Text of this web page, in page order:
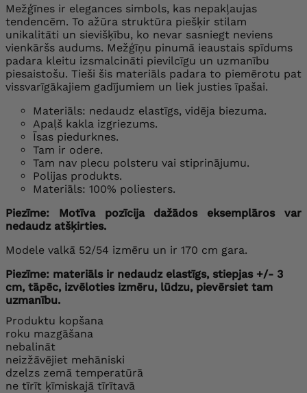
Mežģīnes ir elegances simbols, kas nepakļaujas
tendencēm. To ažūra struktūra piešķir stilam
unikalitāti un sievišķību, ko nevar sasniegt neviens
vienkāršs audums. Mežģīņu pinumā ieaustais spīdums
padara kleitu izsmalcināti pievilcīgu un uzmanību
piesaistošu. Tieši šis materiāls padara to piemērotu pat
vissvarīgākajiem gadījumiem un liek justies īpašai.
Materiāls: nedaudz elastīgs, vidēja biezuma.
Apaļš kakla izgriezums.
Īsas piedurknes.
Tam ir odere.
Tam nav plecu polsteru vai stiprinājumu.
Polijas produkts.
Materiāls: 100% poliesters.
Piezīme: Motīva pozīcija dažādos eksemplāros var
nedaudz atšķirties.
Modele valkā 52/54 izmēru un ir 170 cm gara.
Piezīme: materiāls ir nedaudz elastīgs, stiepjas +/- 3
cm, tāpēc, izvēloties izmēru, lūdzu, pievērsiet tam
uzmanību.
Produktu kopšana
roku mazgāšana
nebalināt
neizžāvējiet mehāniski
dzelzs zemā temperatūrā
ne tīrīt ķīmiskajā tīrītavā